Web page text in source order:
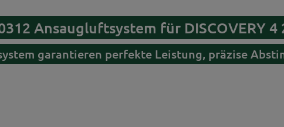
Ansaugluftsystem für DISCOVERY 4
garantieren perfekte Leistung, präzise